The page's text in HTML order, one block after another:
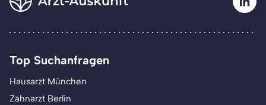
Top Suchanfragen
Hausarzt München
Zahnarzt Berlin